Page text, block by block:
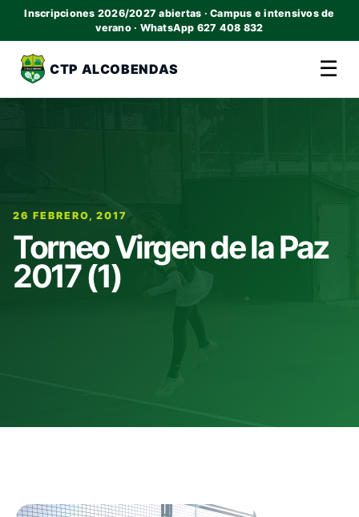
Inscripciones 2026/2027 abiertas · Campus e intensivos de
verano · WhatsApp 627 408 832
CTP ALCOBENDAS ☰
26 FEBRERO, 2017
Torneo Virgen de la Paz
2017 (1)